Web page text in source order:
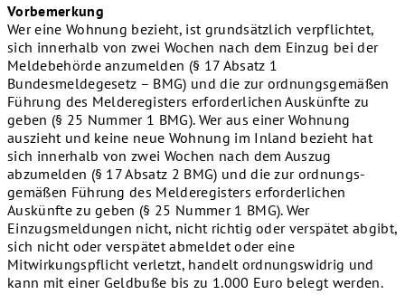
Vorbemerkung
Wer eine Wohnung bezieht, ist grundsätzlich verpflichtet,
sich innerhalb von zwei Wochen nach dem Einzug bei der
Meldebehörde anzumelden (§ 17 Absatz 1
Bundesmeldegesetz – BMG) und die zur ordnungsgemäßen
Führung des Melderegisters erforderlichen Auskünfte zu
geben (§ 25 Nummer 1 BMG). Wer aus einer Wohnung
auszieht und keine neue Wohnung im Inland bezieht hat
sich innerhalb von zwei Wochen nach dem Auszug
abzumelden (§ 17 Absatz 2 BMG) und die zur ordnungs-
gemäßen Führung des Melderegisters erforderlichen
Auskünfte zu geben (§ 25 Nummer 1 BMG). Wer
Einzugsmeldungen nicht, nicht richtig oder verspätet abgibt,
sich nicht oder verspätet abmeldet oder eine
Mitwirkungspflicht verletzt, handelt ordnungswidrig und
kann mit einer Geldbuße bis zu 1.000 Euro belegt werden.